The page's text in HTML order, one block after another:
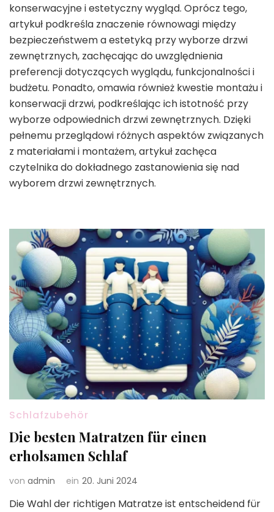
konserwacyjne i estetyczny wygląd. Oprócz tego,
artykuł podkreśla znaczenie równowagi między
bezpieczeństwem a estetyką przy wyborze drzwi
zewnętrznych, zachęcając do uwzględnienia
preferencji dotyczących wyglądu, funkcjonalności i
budżetu. Ponadto, omawia również kwestie montażu i
konserwacji drzwi, podkreślając ich istotność przy
wyborze odpowiednich drzwi zewnętrznych. Dzięki
pełnemu przeglądowi różnych aspektów związanych
z materiałami i montażem, artykuł zachęca
czytelnika do dokładnego zastanowienia się nad
wyborem drzwi zewnętrznych.
Schlafzubehör
Die besten Matratzen für einen
erholsamen Schlaf
von admin ein 20. Juni 2024
Die Wahl der richtigen Matratze ist entscheidend für